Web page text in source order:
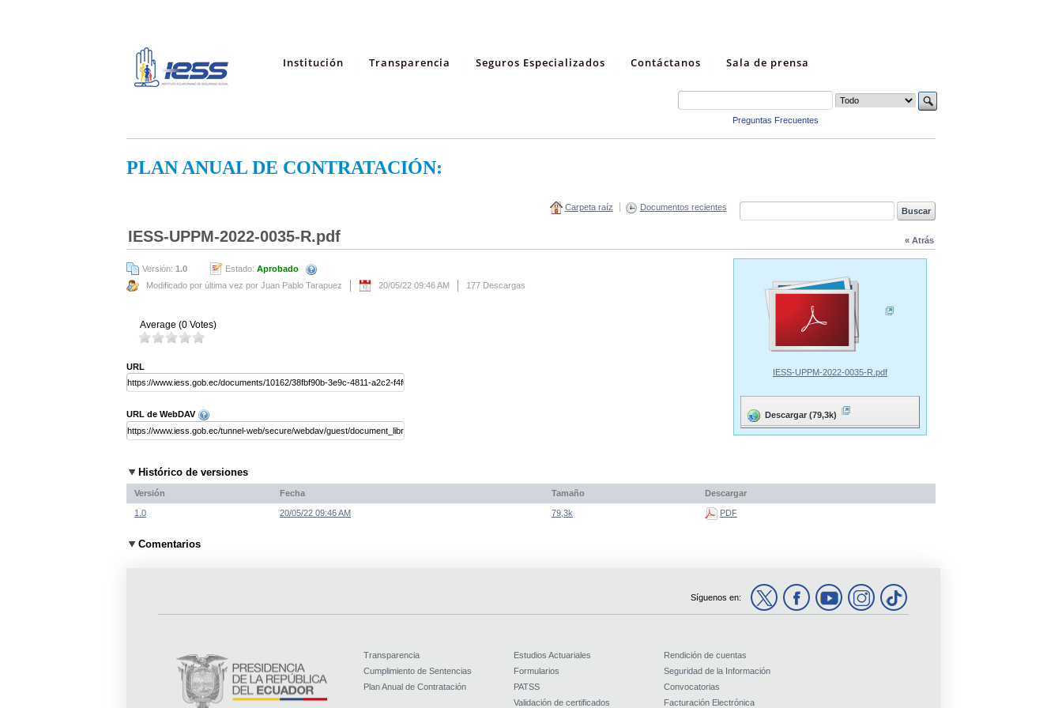
Institución Transparencia Seguros Especializados Contáctanos Sala de prensa
Preguntas Frecuentes
PLAN ANUAL DE CONTRATACIÓN:
Carpeta raíz Documentos recientes
« Atrás
IESS-UPPM-2022-0035-R.pdf
Versión: 1.0 Estado: Aprobado
Modificado por última vez por Juan Pablo Tarapuez
20/05/22 09:46 AM 177 Descargas
Average (0 Votes)
URL
URL de WebDAV
IESS-UPPM-2022-0035-R.pdf
Descargar (79,3k)
Histórico de versiones
Versión Fecha Tamaño Descargar
1.0 20/05/22 09:46 AM 79,3k PDF
Comentarios
Síguenos en:
Transparencia
Cumplimiento de Sentencias
Plan Anual de Contratación
Estudios Actuariales
Formularios
PATSS
Validación de certificados
Rendición de cuentas
Seguridad de la Información
Convocatorias
Facturación Electrónica